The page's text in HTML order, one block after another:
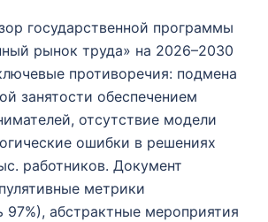
государственной программы
рынок труда» на 2026–2030
противоречия: подмена
занятости обеспечением
отсутствие модели
ошибки в решениях
работников. Документ
метрики
97%), абстрактные мероприятия